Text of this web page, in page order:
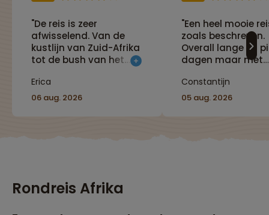
"De reis is zeer
afwisselend. Van de
kustlijn van Zuid-Afrika
tot de bush van het
walvissen tot leeuwen
en olifanten. De natuur
Erica
06 aug. 2026
"Een heel mooie
zoals beschreven.
Overall lange en
dagen maar met
onder andere de
Serengeti en
Constantijn
05 aug. 2026
Rondreis Afrika